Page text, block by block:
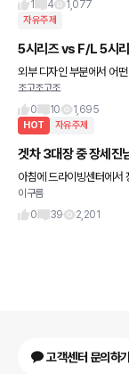
1
4 1,077
자유주제
5시리즈 vs F/L 5시
외부 디자인 부분에서 어
이 갈리더라구요~ 겟차 회
조고조고조
0
10 1,695
HOT 자유주제
겟차 3대장 중 장세진
아침에 드라이빙센터에서 장세진
스크 벗으신 모습을 보진 못했지만 엄청 젊어
이구름
0
39 2,201
고객센터 문의하기